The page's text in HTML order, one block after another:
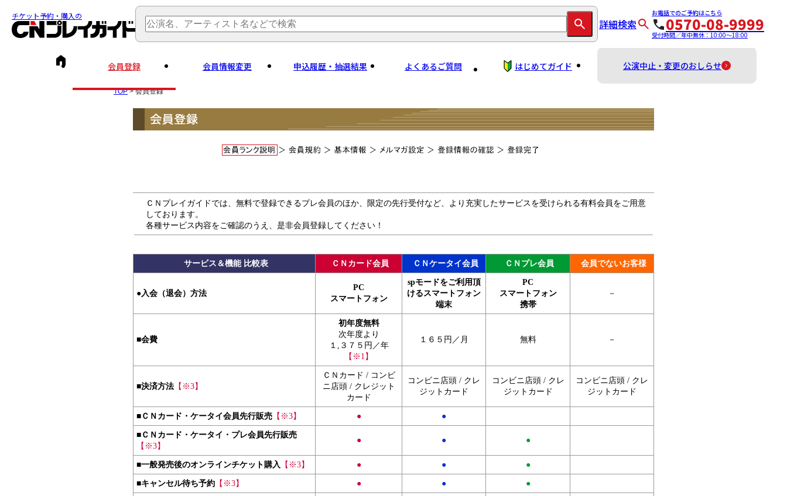
チケット予約・購入の
詳細検索
お電話でのご予約はこちら
0570-08-9999
受付時間／年中無休：10:00～18:00
会員登録 会員情報変更 申込履歴・抽選結果 よくあるご質問 はじめてガイド 公演中止・変更のおしらせ
TOP> 会員登録
ＣＮプレイガイドでは、無料で登録できるプレ会員のほか、限定の先行受付など、より充実したサービスを受けられる有料会員をご用意
しております。
各種サービス内容をご確認のうえ、是非会員登録してください！
サービス＆機能 比較表 ＣＮカード会員 ＣＮケータイ会員 ＣＮプレ会員 会員でないお客様
●入会（退会）方法
PC
スマートフォン
spモードをご利用頂
けるスマートフォン
端末
PC
スマートフォン
携帯
－
■会費
初年度無料
次年度より
１,３７５円／年
【※1】
１６５円／月 無料 －
■決済方法 【※3】
ＣＮカード / コンビ
ニ店頭 / クレジット
カード
コンビニ店頭 / クレ
ジットカード
コンビニ店頭 / クレ
ジットカード
コンビニ店頭 / クレ
ジットカード
■ ＣＮカード・ケータイ会員先行販売 【※3】 ● ●
■ ＣＮカード・ケータイ・プレ会員先行販売
【※3】
● ● ●
■一般発売後のオンラインチケット購入 【※3】 ● ● ●
■キャンセル待ち予約 【※3】 ● ● ●